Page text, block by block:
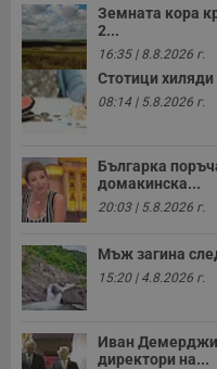
Земната кора
2...
16:35 | 8.8.2026 г.
Стотици
08:14 | 5.8.2026 г.
Българка
домакинска...
20:03 | 5.8.2026 г.
Мъж загина
15:20 | 4.8.2026 г.
Иван
директори на...